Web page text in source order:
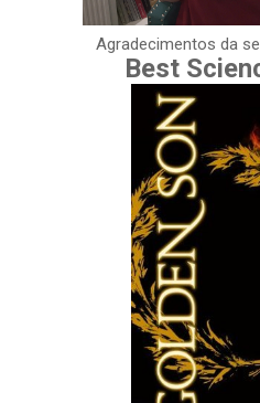
Agradecimentos da
Best